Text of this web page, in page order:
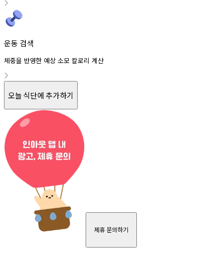
운동 검색
체중을 반영한 예상 소모 칼로리 계산
오늘 식단에 추가하기
제휴 문의하기